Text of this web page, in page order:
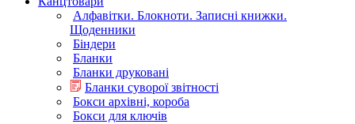
Алфавітки. Блокноти. Записні книжки.
Щоденники
Біндери
Бланки
Бланки друковані
Бланки суворої звітності
Бокси архівні, короба
Бокси для ключів